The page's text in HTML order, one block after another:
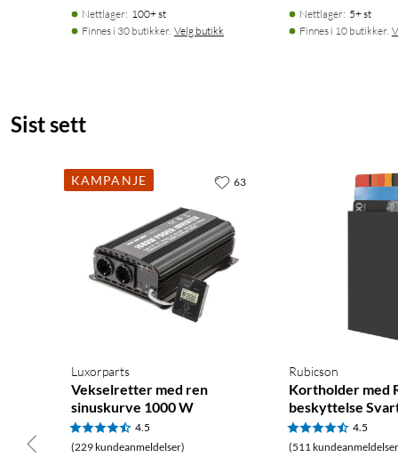
Kameraer: 2× Tapo C610, 2K (2304x1296)
Bildefrekvens: 15 bilder/s
Nattsyn: IR opp til 10 m, farge opp til 12 m
Sirene: 97 dB
Solpanel: Tapo A201, 2,5 W maks, USB-C
Tilkobling kameraer: wifi 2,4 GHz
Tilkobling hub: wifi 5 GHz eller Ethernet
Hub-lagring: 16 GB eMMC innebygd, utvidbar til 16 TB (2,5-
Kameralagring: microSD opp til 512 GB
Værvern kameraer: IP65
Driftstemperatur kameraer: -20 til 45 °C
Stemmestyring: Google Assistant, Amazon Alexa, Samsung
Vekt kamera: 429 g
Vekt solpanel: 143 g
I pakken
Nettlager: 100+ st
Finnes i 30 butikker. Velg butikk
Nettlager: 5+ st
Finnes i 10 butikker.
Sist sett
KAMPANJE
Luxorparts
Vekselretter med ren
sinuskurve 1000 W
4.5
(229 kundeanmeldelser)
63
Rubicson
Kortholder med
beskyttelse
4.5
(511